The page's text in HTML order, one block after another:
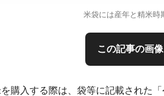
米袋には産年と精米時
この記事の画像
購入する際は、袋等に記載された